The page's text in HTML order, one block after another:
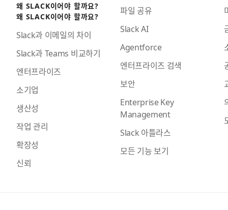
왜 SLACK이어야 할까요?
왜 SLACK이어야 할까요?
Slack과 이메일의 차이
Slack과 Teams 비교하기
엔터프라이즈
소기업
생산성
작업 관리
확장성
신뢰
파일 공유
Slack AI
Agentforce
엔터프라이즈 검색
보안
Enterprise Key
Management
Slack 아틀라스
모든 기능 보기